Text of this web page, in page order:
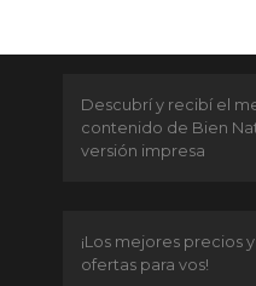
Descubrí y recibí el
contenido de Bien
versión impresa
¡Los mejores precios y
ofertas para vos!